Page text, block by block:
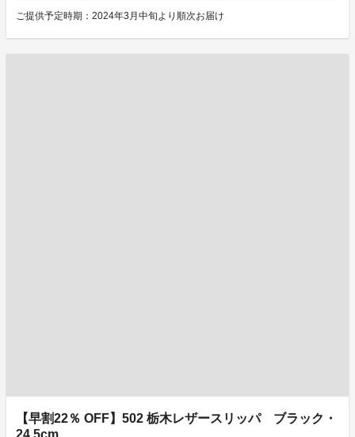
ご提供予定時期：2024年3月中旬より順次お届け
【早割22％ OFF】502 栃木レザースリッパ ブラック・